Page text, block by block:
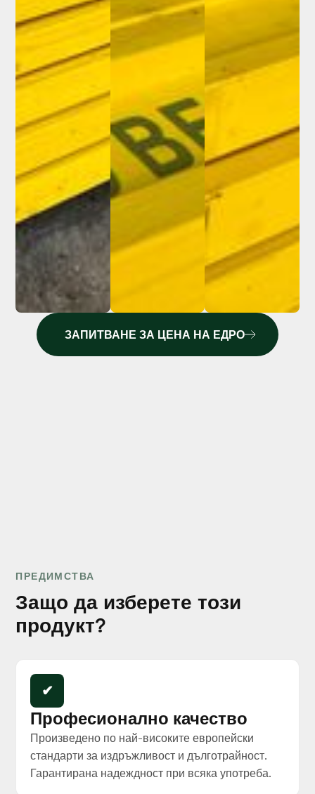
ЗАПИТВАНЕ ЗА ЦЕНА НА ЕДРО
ПРЕДИМСТВА
Защо да изберете този
продукт?
✔
Професионално качество
Произведено по най-високите европейски
стандарти за издръжливост и дълготрайност.
Гарантирана надеждност при всяка употреба.